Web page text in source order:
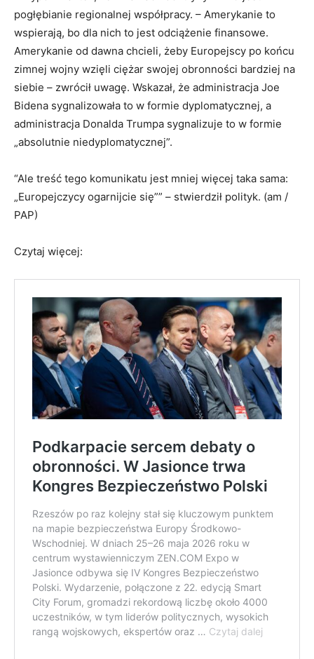
pogłębianie regionalnej współpracy. – Amerykanie to
wspierają, bo dla nich to jest odciążenie finansowe.
Amerykanie od dawna chcieli, żeby Europejscy po końcu
zimnej wojny wzięli ciężar swojej obronności bardziej na
siebie – zwrócił uwagę. Wskazał, że administracja Joe
Bidena sygnalizowała to w formie dyplomatycznej, a
administracja Donalda Trumpa sygnalizuje to w formie
„absolutnie niedyplomatycznej”.
“Ale treść tego komunikatu jest mniej więcej taka sama:
„Europejczycy ogarnijcie się”” – stwierdził polityk. (am /
PAP)
Czytaj więcej: